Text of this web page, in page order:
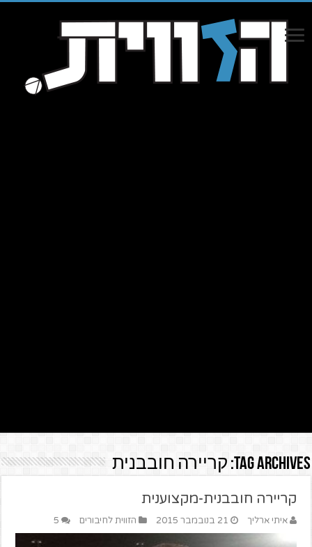
Tag Archives: קריירה חובבנית
קריירה חובבנית-מקצוענית
איתי ארליך 21 בנובמבר 2015 הזווית לחיבורים 5